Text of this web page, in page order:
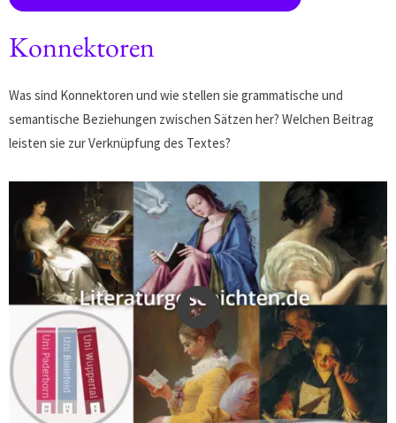
Konnektoren
Was sind Konnektoren und wie stellen sie grammatische und
semantische Beziehungen zwischen Sätzen her? Welchen Beitrag
leisten sie zur Verknüpfung des Textes?